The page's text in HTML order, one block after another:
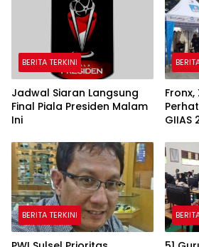
BERITA TERKINI
Jadwal Siaran Langsung
Final Piala Presiden Malam
Ini
GIIAS
BERITA TERKINI